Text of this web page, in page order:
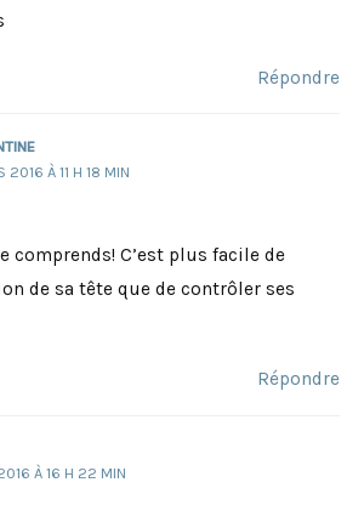
Répondre
2016 À 11 H 18 MIN
comprends! C’est plus facile de
de sa tête que de contrôler ses
Répondre
À 16 H 22 MIN